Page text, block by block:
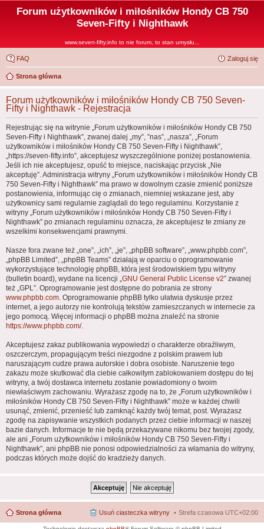
Forum użytkowników i miłośników Hondy CB 750
Seven-Fifty i Nighthawk
www.seven-fifty.info to nie forum, to stan umysłu...
FAQ Zaloguj się
Strona główna
Forum użytkowników i miłośników Hondy CB 750 Seven-
Fifty i Nighthawk - Rejestracja
Rejestrując się na witrynie „Forum użytkowników i miłośników Hondy CB 750
Seven-Fifty i Nighthawk”, zwanej dalej „my”, ”nas”, „nasza”, „Forum
użytkowników i miłośników Hondy CB 750 Seven-Fifty i Nighthawk”,
„https://seven-fifty.info”, akceptujesz wyszczególnione poniżej postanowienia.
Jeśli ich nie akceptujesz, opuść to miejsce, naciskając przycisk „Nie
akceptuję”. Administracja witryny „Forum użytkowników i miłośników Hondy CB
750 Seven-Fifty i Nighthawk” ma prawo w dowolnym czasie zmienić poniższe
postanowienia, informując cię o zmianach, niemniej wskazane jest, aby
użytkownicy sami regularnie zaglądali do tego regulaminu. Korzystanie z
witryny „Forum użytkowników i miłośników Hondy CB 750 Seven-Fifty i
Nighthawk” po zmianach regulaminu oznacza, że akceptujesz te zmiany ze
wszelkimi konsekwencjami prawnymi.
Nasze fora zwane też „one”, „ich”, „je”, „phpBB software”, „www.phpbb.com”,
„phpBB Limited”, „phpBB Teams” działają w oparciu o oprogramowanie
wykorzystujące technologię phpBB, która jest środowiskiem typu witryny
(bulletin board), wydane na licencji „GNU General Public License v2” zwanej
też „GPL”. Oprogramowanie jest dostępne do pobrania ze strony
www.phpbb.com. Oprogramowanie phpBB tylko ułatwia dyskusje przez
internet, a jego autorzy nie kontrolują tekstów zamieszczanych w internecie za
jego pomocą. Więcej informacji o phpBB można znaleźć na stronie
https://www.phpbb.com/.
Akceptujesz zakaz publikowania wypowiedzi o charakterze obraźliwym,
oszczerczym, propagującym treści niezgodne z polskim prawem lub
naruszającym cudze prawa autorskie i dobra osobiste. Naruszenie tego
zakazu może skutkować dla ciebie całkowitym zablokowaniem dostępu do tej
witryny, a twój dostawca internetu zostanie powiadomiony o twoim
niewłaściwym zachowaniu. Wyrażasz zgodę na to, że „Forum użytkowników i
miłośników Hondy CB 750 Seven-Fifty i Nighthawk” może w każdej chwili
usunąć, zmienić, przenieść lub zamknąć każdy twój temat, post. Wyrażasz
zgodę na zapisywanie wszystkich podanych przez ciebie informacji w naszej
bazie danych. Informacje te nie będą przekazywane nikomu bez twojej zgody,
ale ani „Forum użytkowników i miłośników Hondy CB 750 Seven-Fifty i
Nighthawk”, ani phpBB nie ponosi odpowiedzialności za włamania do witryny,
podczas których może dojść do kradzieży danych.
Strona główna Strefa czasowa UTC+02:00
Usuń ciasteczka witryny